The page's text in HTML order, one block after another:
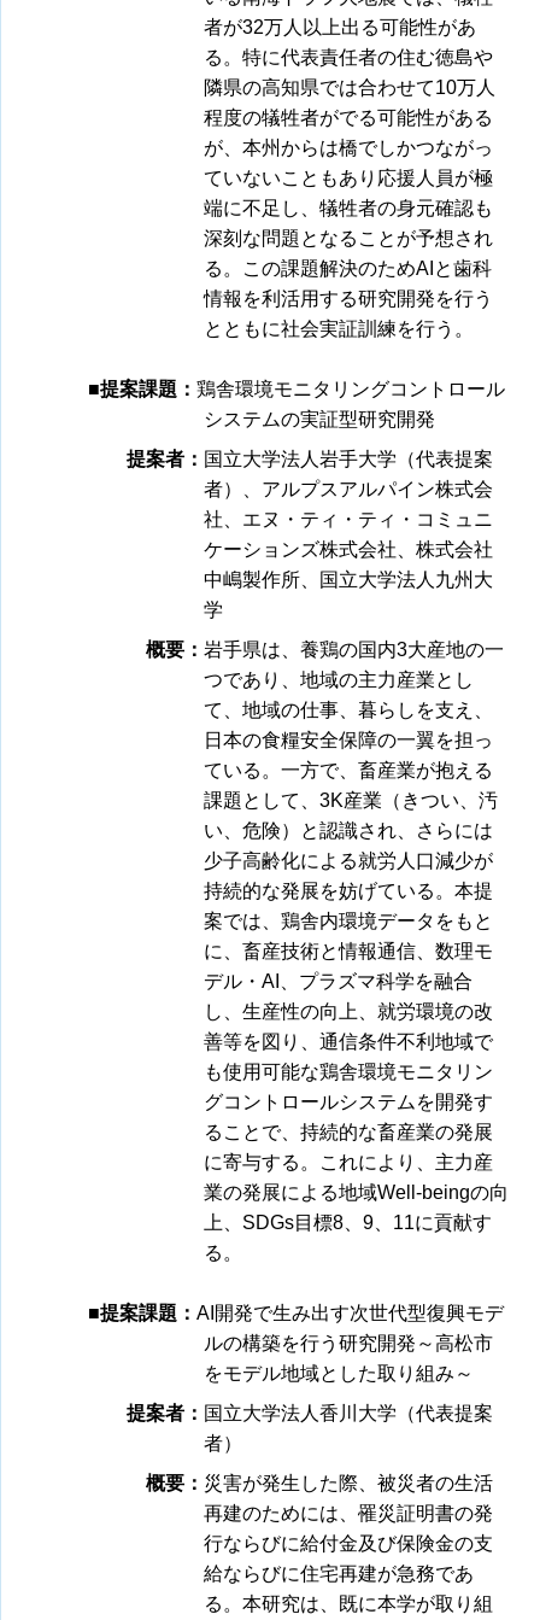
者が32万人以上出る可能性があ
る。特に代表責任者の住む徳島や
隣県の高知県では合わせて10万人
程度の犠牲者がでる可能性がある
が、本州からは橋でしかつながっ
ていないこともあり応援人員が極
端に不足し、犠牲者の身元確認も
深刻な問題となることが予想され
る。この課題解決のためAIと歯科
情報を利活用する研究開発を行う
とともに社会実証訓練を行う。
■提案課題：鶏舎環境モニタリングコントロール
システムの実証型研究開発
提案者： 国立大学法人岩手大学（代表提案
者）、アルプスアルパイン株式会
社、エヌ・ティ・ティ・コミュニ
ケーションズ株式会社、株式会社
中嶋製作所、国立大学法人九州大
学
概要：岩手県は、養鶏の国内3大産地の一
つであり、地域の主力産業とし
て、地域の仕事、暮らしを支え、
日本の食糧安全保障の一翼を担っ
ている。一方で、畜産業が抱える
課題として、3K産業（きつい、汚
い、危険）と認識され、さらには
少子高齢化による就労人口減少が
持続的な発展を妨げている。本提
案では、鶏舎内環境データをもと
に、畜産技術と情報通信、数理モ
デル・AI、プラズマ科学を融合
し、生産性の向上、就労環境の改
善等を図り、通信条件不利地域で
も使用可能な鶏舎環境モニタリン
グコントロールシステムを開発す
ることで、持続的な畜産業の発展
に寄与する。これにより、主力産
業の発展による地域Well-beingの向
上、SDGs目標8、9、11に貢献す
る。
■提案課題：AI開発で生み出す次世代型復興モデ
ルの構築を行う研究開発～高松市
をモデル地域とした取り組み～
提案者： 国立大学法人香川大学（代表提案
者）
概要： 災害が発生した際、被災者の生活
再建のためには、罹災証明書の発
行ならびに給付金及び保険金の支
給ならびに住宅再建が急務であ
る。本研究は、既に本学が取り組